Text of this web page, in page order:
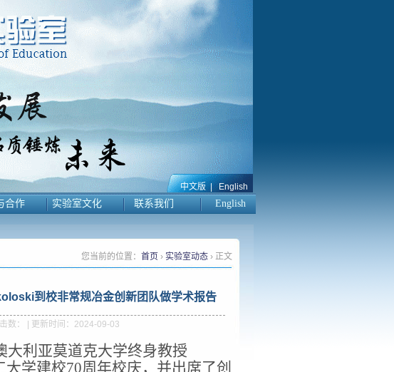
中文版| English
合作 实验室文化 联系我们 English
您当前的位置： 首页 › 实验室动态 › 正文
到校非常规冶金创新团队做学术报告
数： | 更新时间：2024-09-03
大利亚莫道克大学终身教授
学建校70周年校庆，并出席了创